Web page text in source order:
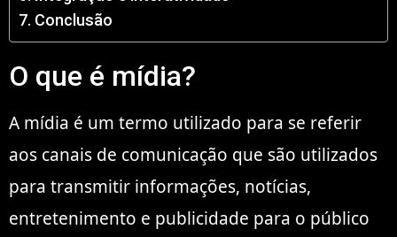
Conclusão
O que é mídia?
A mídia é um termo utilizado para se referir
aos canais de comunicação que são utilizados
para transmitir informações, notícias,
entretenimento e publicidade para o público